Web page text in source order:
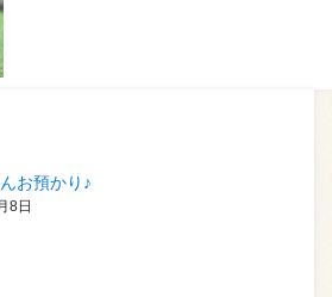
お預かり♪
8日